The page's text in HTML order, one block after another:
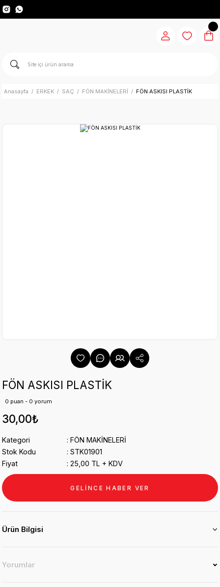
Anasayfa ERKEK SAÇ FÖN MAKİNELERİ FÖN ASKISI PLASTİK
FÖN ASKISI PLASTİK
0 puan - 0 yorum
30,00₺
Kategori
FÖN MAKİNELERİ
Stok Kodu
STK01901
Fiyat
25,00 TL + KDV
GELİNCE HABER VER
Ürün Bilgisi
Yorumlar